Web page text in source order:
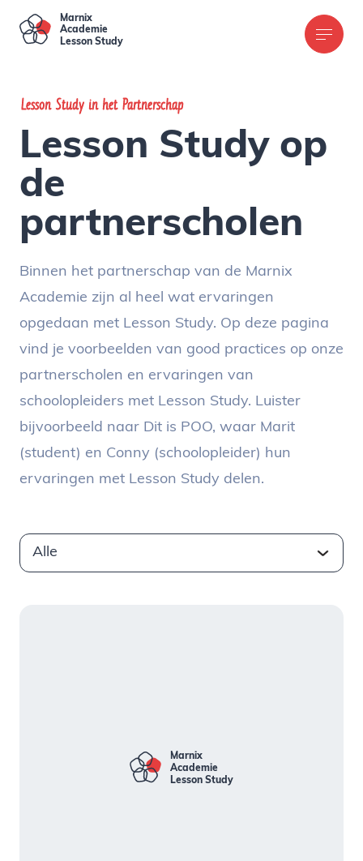
Marnix
Academie
Lesson Study
Lesson Study in het Partnerschap
Lesson Study op
de
partnerscholen
Binnen het partnerschap van de Marnix
Academie zijn al heel wat ervaringen
opgedaan met Lesson Study. Op deze pagina
vind je voorbeelden van good practices op onze
partnerscholen en ervaringen van
schoolopleiders met Lesson Study. Luister
bijvoorbeeld naar Dit is POO, waar Marit
(student) en Conny (schoolopleider) hun
ervaringen met Lesson Study delen.
Marnix
Academie
Lesson Study